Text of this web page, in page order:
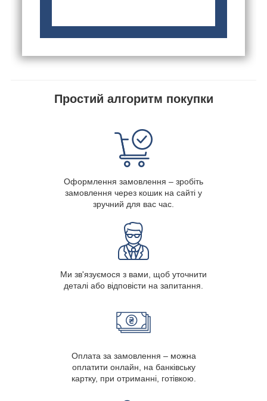
Простий алгоритм покупки
Оформлення замовлення – зробіть
замовлення через кошик на сайті у
зручний для вас час.
Ми зв'язуємося з вами, щоб уточнити
деталі або відповісти на запитання.
Оплата за замовлення – можна
оплатити онлайн, на банківську
картку, при отриманні, готівкою.